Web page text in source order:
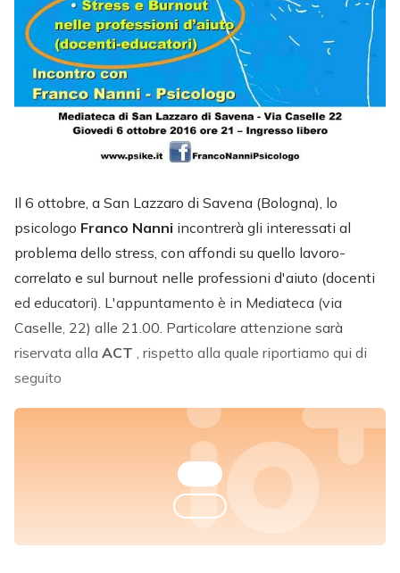
Il 6 ottobre, a San Lazzaro di Savena (Bologna), lo
psicologo Franco Nanni incontrerà gli interessati al
problema dello stress, con affondi su quello lavoro-
correlato e sul burnout nelle professioni d'aiuto (docenti
ed educatori). L'appuntamento è in Mediateca (via
Caselle, 22) alle 21.00. Particolare attenzione sarà
riservata alla ACT , rispetto alla quale riportiamo qui di
seguito